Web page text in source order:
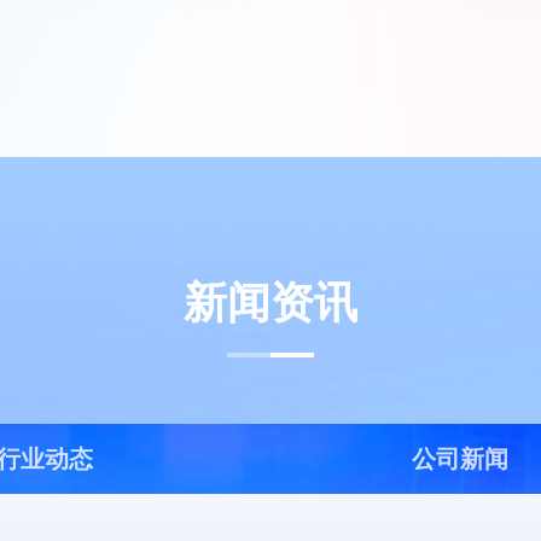
新闻资讯
业动态 公司新闻